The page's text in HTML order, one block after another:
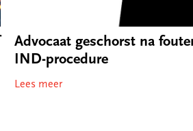
Advocaat geschorst na
IND-procedure
Lees meer